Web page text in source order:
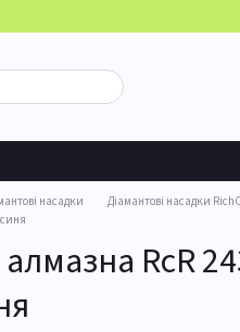
насадки
Діамантові насадки
RcR